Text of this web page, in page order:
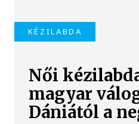
KÉZILABDA
Női
magyar
Dániától a